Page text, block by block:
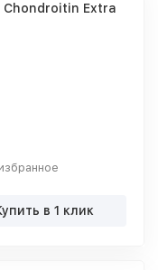
Chondroitin Extra
в 1 клик